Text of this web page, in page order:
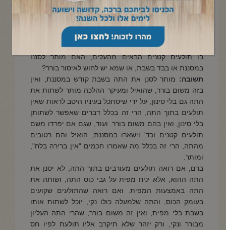
שימוש במסננת בשבת
מי שהכין תה עם עלי נענע, או שיבא, או שאר עלים
בעלי ריח וטעם, ורוצה לסנן את התה, מחשש שמא ימצאו
בו תולעים קטנים הבאים מהעלים, האם מותר לסננו
במסננת או בבד בשבת, או שמא יש לחוש לאיסור בורר?
תשובה: מותר לסנן את התה בשבת קודש במסננת, ואין
בזה משום בורר, שהואיל ומעיקר ההלכה מותר לשתות את
התה גם בלי סינון, על ידי שיסתכל בעיניו היטב לראות שאין
תולעים בתוך התה, הרי זה בכלל דברים שאפשר לשתותן
בלי סינון, ואין בהם משום בורר. ועוד, שגם אם יפרדו משם
תולעים קטנים וכד' וישארו במסננת, הואיל והם רטובים
מהתה, הרי זה בכלל מה שאמרו חכמים "אין ברירה בלח",
ומותר.
ברם, אם רואה תולעים מעורבים בתוך התה, לא יסנן את
התה ההוא, אלא יניח מפית על גבי כוס התה, ושותה את
התה באמצעות המפית. ואם רואה שהתולעים שקועים
בעומק הכוס, והתה שלמעלה כולו נקי, יוכל לשתות אותו
בשבת בלי מפית, ואין זה משום בורר, שהרי התה העליון
מבורר ונקי, ורק יזהר שלא תיקרב אליו תולעת לפיו חס